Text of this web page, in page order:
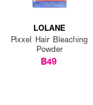
LOLANE
Pixxel Hair Bleaching
Powder
฿49